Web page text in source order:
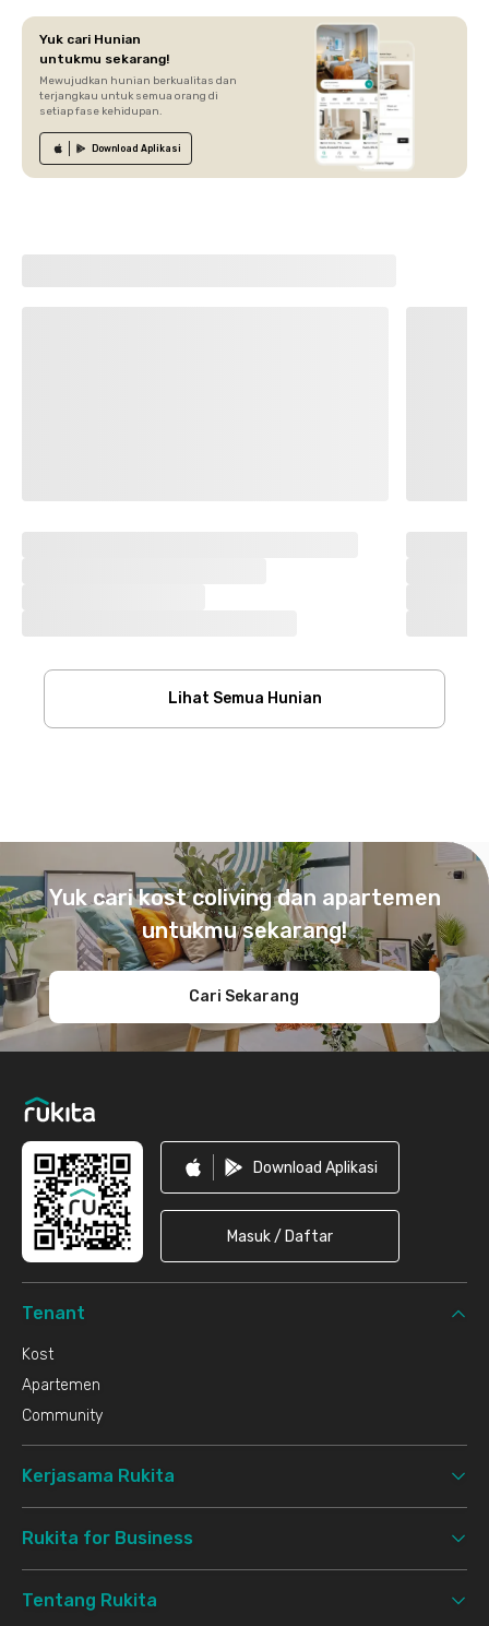
Yuk cari Hunian
untukmu sekarang!
Mewujudkan hunian berkualitas dan
terjangkau untuk semua orang di
setiap fase kehidupan.
Download Aplikasi
Lihat Semua Hunian
Yuk cari kost coliving dan apartemen
untukmu sekarang!
Cari Sekarang
Download Aplikasi
Masuk / Daftar
Tenant
Kost
Apartemen
Community
Kerjasama Rukita
Rukita for Business
Tentang Rukita